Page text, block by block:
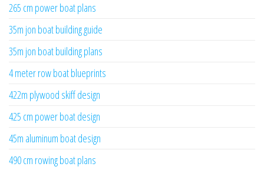
265 cm power boat plans
35m jon boat building guide
35m jon boat building plans
4 meter row boat blueprints
422m plywood skiff design
425 cm power boat design
45m aluminum boat design
490 cm rowing boat plans